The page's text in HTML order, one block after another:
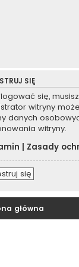
SIĘ
się,
witryny
danych
witryny.
| Zasady
się
główna